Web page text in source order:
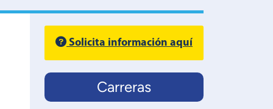
Solicita información aquí
Carreras